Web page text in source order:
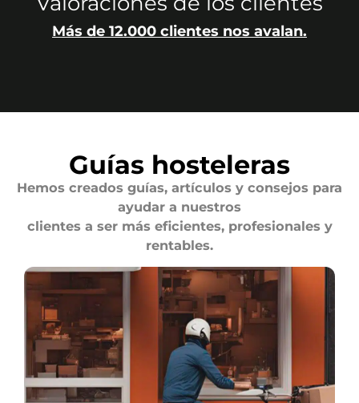
Más de 12.000 clientes nos avalan.
Guías hosteleras
Hemos creados guías, artículos y consejos para
ayudar a nuestros
clientes a ser más eficientes, profesionales y
rentables.